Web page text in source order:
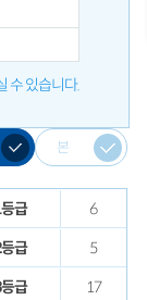
787
수 있습니다.
본
급
6
급
5
급
17